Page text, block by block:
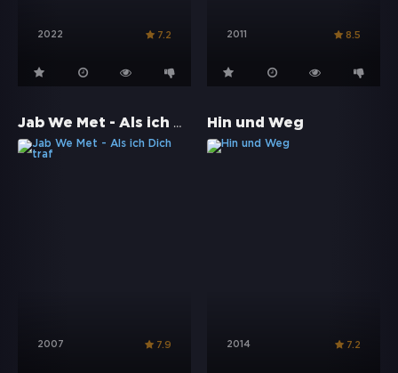
2022 7.2 2011 8.5
Jab We Met - Als ich Dich traf
2007 7.9
Hin und Weg
2014 7.2